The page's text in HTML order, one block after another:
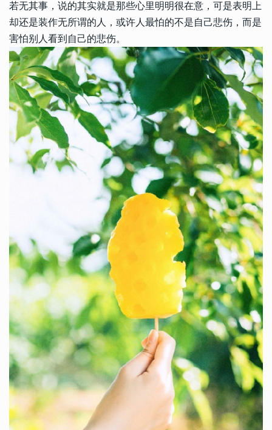
若无其事，说的其实就是那些心里明明很在意，可是表明上
却还是装作无所谓的人，或许人最怕的不是自己悲伤，而是
害怕别人看到自己的悲伤。